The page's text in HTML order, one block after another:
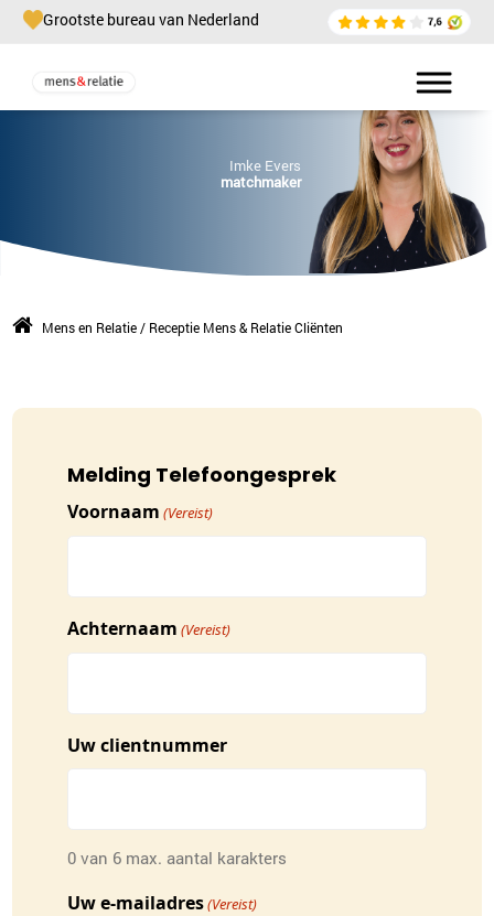
Grootste bureau van Nederland
Imke Evers
matchmaker
Mens en Relatie / Receptie Mens & Relatie Cliënten
Melding Telefoongesprek
Voornaam (Vereist)
Achternaam (Vereist)
Uw clientnummer
0 van 6 max. aantal karakters
Uw e-mailadres(Vereist)